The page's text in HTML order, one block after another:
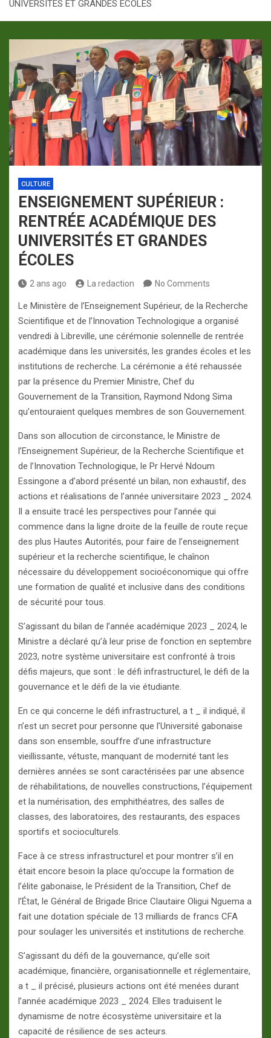
UNIVERSITÉS ET GRANDES ÉCOLES
CULTURE
ENSEIGNEMENT SUPÉRIEUR :
RENTRÉE ACADÉMIQUE DES
UNIVERSITÉS ET GRANDES
ÉCOLES
2 ans ago La redaction No Comments
Le Ministère de l’Enseignement Supérieur, de la Recherche
Scientifique et de l’Innovation Technologique a organisé
vendredi à Libreville, une cérémonie solennelle de rentrée
académique dans les universités, les grandes écoles et les
institutions de recherche. La cérémonie a été rehaussée
par la présence du Premier Ministre, Chef du
Gouvernement de la Transition, Raymond Ndong Sima
qu’entouraient quelques membres de son Gouvernement.
Dans son allocution de circonstance, le Ministre de
l’Enseignement Supérieur, de la Recherche Scientifique et
de l’Innovation Technologique, le Pr Hervé Ndoum
Essingone a d’abord présenté un bilan, non exhaustif, des
actions et réalisations de l’année universitaire 2023 _ 2024.
Il a ensuite tracé les perspectives pour l’année qui
commence dans la ligne droite de la feuille de route reçue
des plus Hautes Autorités, pour faire de l’enseignement
supérieur et la recherche scientifique, le chaînon
nécessaire du développement socioéconomique qui offre
une formation de qualité et inclusive dans des conditions
de sécurité pour tous.
S’agissant du bilan de l’année académique 2023 _ 2024, le
Ministre a déclaré qu’à leur prise de fonction en septembre
2023, notre système universitaire est confronté à trois
défis majeurs, que sont : le défi infrastructurel, le défi de la
gouvernance et le défi de la vie étudiante.
En ce qui concerne le défi infrastructurel, a t _ il indiqué, il
n’est un secret pour personne que l’Université gabonaise
dans son ensemble, souffre d’une infrastructure
vieillissante, vétuste, manquant de modernité tant les
dernières années se sont caractérisées par une absence
de réhabilitations, de nouvelles constructions, l’équipement
et la numérisation, des emphithéatres, des salles de
classes, des laboratoires, des restaurants, des espaces
sportifs et socioculturels.
Face à ce stress infrastructurel et pour montrer s’il en
était encore besoin la place qu’occupe la formation de
l’élite gabonaise, le Président de la Transition, Chef de
l’État, le Général de Brigade Brice Clautaire Oligui Nguema a
fait une dotation spéciale de 13 milliards de francs CFA
pour soulager les universités et institutions de recherche.
S’agissant du défi de la gouvernance, qu’elle soit
académique, financière, organisationnelle et réglementaire,
a t _ il précisé, plusieurs actions ont été menées durant
l’année académique 2023 _ 2024. Elles traduisent le
dynamisme de notre écosystème universitaire et la
capacité de résilience de ses acteurs.
p